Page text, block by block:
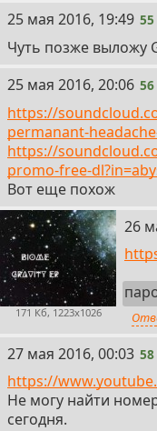
55
25 мая 2016, 19:49 55
Чуть позже выложу
56
25 мая 2016, 20:06 56
https://
permanant-
https://
promo-free-
Вот еще похож
171 Кб, 1223x1026
57
26
58
27 мая 2016, 00:03 58
https://
Не могу найти
сегодня.